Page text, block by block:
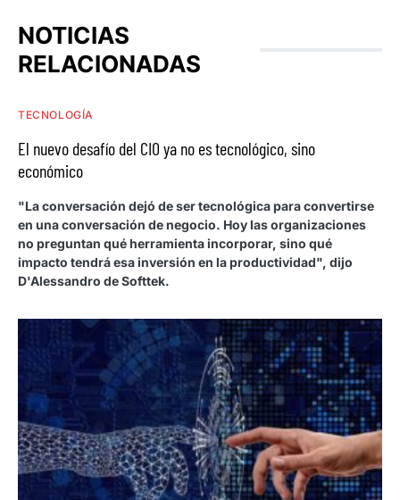
NOTICIAS
RELACIONADAS
TECNOLOGÍA
El nuevo desafío del CIO ya no es tecnológico, sino
económico
"La conversación dejó de ser tecnológica para convertirse
en una conversación de negocio. Hoy las organizaciones
no preguntan qué herramienta incorporar, sino qué
impacto tendrá esa inversión en la productividad", dijo
D'Alessandro de Softtek.